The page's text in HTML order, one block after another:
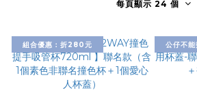
每頁顯示 24 個
組合優惠：折280元 公仔不能